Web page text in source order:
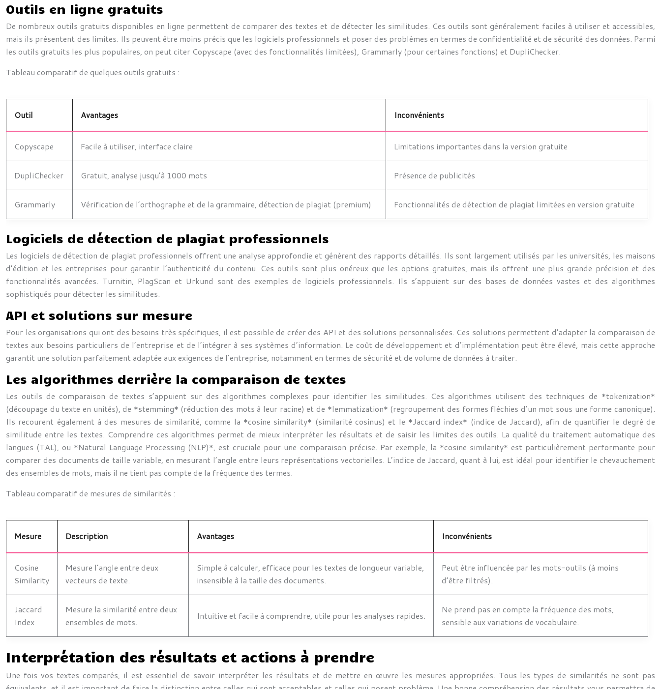
Outils en ligne gratuits
De nombreux outils gratuits disponibles en ligne permettent de comparer des textes et de détecter les similitudes. Ces outils sont généralement faciles à utiliser et accessibles,
mais ils présentent des limites. Ils peuvent être moins précis que les logiciels professionnels et poser des problèmes en termes de confidentialité et de sécurité des données. Parmi
les outils gratuits les plus populaires, on peut citer Copyscape (avec des fonctionnalités limitées), Grammarly (pour certaines fonctions) et DupliChecker.
Tableau comparatif de quelques outils gratuits :
Outil Avantages Inconvénients
Copyscape Facile à utiliser, interface claire Limitations importantes dans la version gratuite
DupliChecker Gratuit, analyse jusqu’à 1000 mots Présence de publicités
Grammarly Vérification de l’orthographe et de la grammaire, détection de plagiat (premium) Fonctionnalités de détection de plagiat limitées en version gratuite
Logiciels de détection de plagiat professionnels
Les logiciels de détection de plagiat professionnels offrent une analyse approfondie et génèrent des rapports détaillés. Ils sont largement utilisés par les universités, les maisons
d’édition et les entreprises pour garantir l’authenticité du contenu. Ces outils sont plus onéreux que les options gratuites, mais ils offrent une plus grande précision et des
fonctionnalités avancées. Turnitin, PlagScan et Urkund sont des exemples de logiciels professionnels. Ils s’appuient sur des bases de données vastes et des algorithmes
sophistiqués pour détecter les similitudes.
API et solutions sur mesure
Pour les organisations qui ont des besoins très spécifiques, il est possible de créer des API et des solutions personnalisées. Ces solutions permettent d’adapter la comparaison de
textes aux besoins particuliers de l’entreprise et de l’intégrer à ses systèmes d’information. Le coût de développement et d’implémentation peut être élevé, mais cette approche
garantit une solution parfaitement adaptée aux exigences de l’entreprise, notamment en termes de sécurité et de volume de données à traiter.
Les algorithmes derrière la comparaison de textes
Les outils de comparaison de textes s’appuient sur des algorithmes complexes pour identifier les similitudes. Ces algorithmes utilisent des techniques de *tokenization*
(découpage du texte en unités), de *stemming* (réduction des mots à leur racine) et de *lemmatization* (regroupement des formes fléchies d’un mot sous une forme canonique).
Ils recourent également à des mesures de similarité, comme la *cosine similarity* (similarité cosinus) et le *Jaccard index* (indice de Jaccard), afin de quantifier le degré de
similitude entre les textes. Comprendre ces algorithmes permet de mieux interpréter les résultats et de saisir les limites des outils. La qualité du traitement automatique des
langues (TAL), ou *Natural Language Processing (NLP)*, est cruciale pour une comparaison précise. Par exemple, la *cosine similarity* est particulièrement performante pour
comparer des documents de taille variable, en mesurant l’angle entre leurs représentations vectorielles. L’indice de Jaccard, quant à lui, est idéal pour identifier le chevauchement
des ensembles de mots, mais il ne tient pas compte de la fréquence des termes.
Tableau comparatif de mesures de similarités :
Mesure Description Avantages Inconvénients
Cosine
Similarity
Mesure l’angle entre deux
vecteurs de texte.
Simple à calculer, efficace pour les textes de longueur variable,
insensible à la taille des documents.
Peut être influencée par les mots-outils (à moins
d’être filtrés).
Jaccard
Index
Mesure la similarité entre deux
ensembles de mots.
Intuitive et facile à comprendre, utile pour les analyses rapides.
Ne prend pas en compte la fréquence des mots,
sensible aux variations de vocabulaire.
Interprétation des résultats et actions à prendre
Une fois vos textes comparés, il est essentiel de savoir interpréter les résultats et de mettre en œuvre les mesures appropriées. Tous les types de similarités ne sont pas